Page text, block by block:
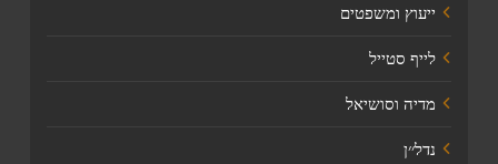
ייעוץ ומשפטים
לייף סטייל
מדיה וסושיאל
נדל׳׳ן